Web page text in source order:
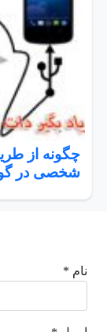
شخصی در
نام *